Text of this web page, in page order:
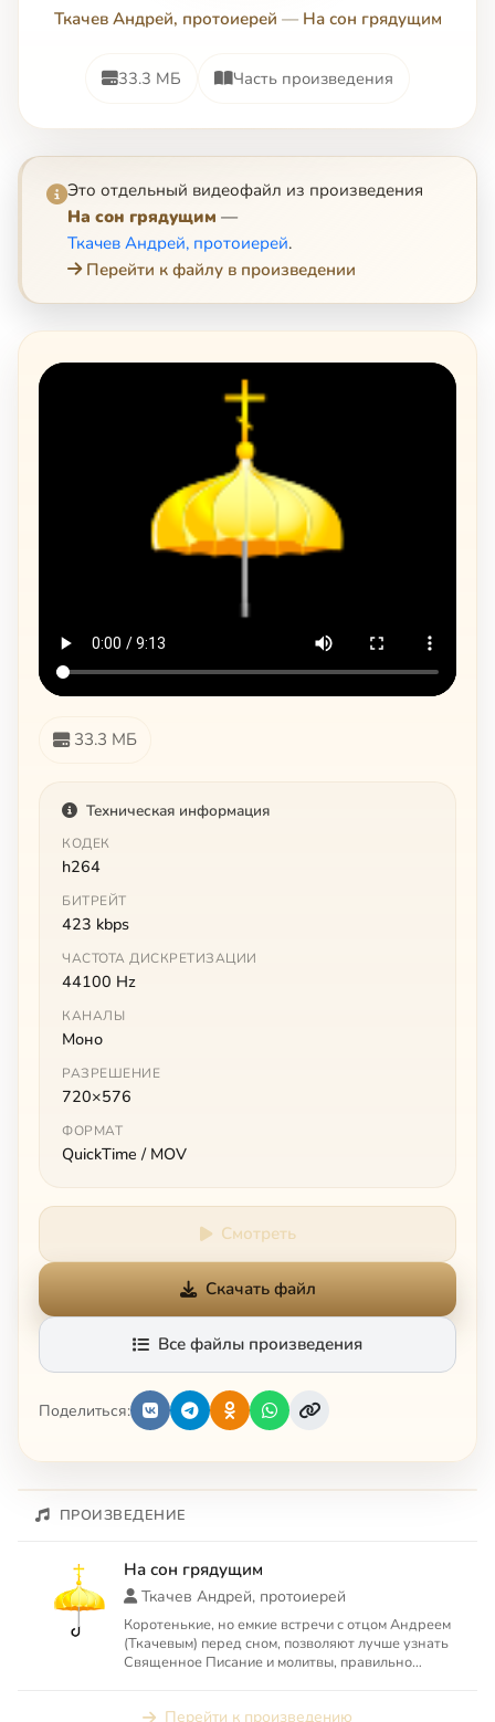
Ткачев Андрей, протоиерей — На сон грядущим
33.3 МБ Часть произведения
Это отдельный видеофайл из произведения
На сон грядущим —
Ткачев Андрей, протоиерей.
Перейти к файлу в произведении
33.3 МБ
Техническая информация
КОДЕК
h264
БИТРЕЙТ
423 kbps
ЧАСТОТА ДИСКРЕТИЗАЦИИ
44100 Hz
КАНАЛЫ
Моно
РАЗРЕШЕНИЕ
720×576
ФОРМАТ
QuickTime / MOV
Смотреть
Скачать файл
Все файлы произведения
Поделиться:
ПРОИЗВЕДЕНИЕ
На сон грядущим
Ткачев Андрей, протоиерей
Коротенькие, но емкие встречи с отцом Андреем
(Ткачевым) перед сном, позволяют лучше узнать
Священное Писание и молитвы, правильно
Перейти к произведению